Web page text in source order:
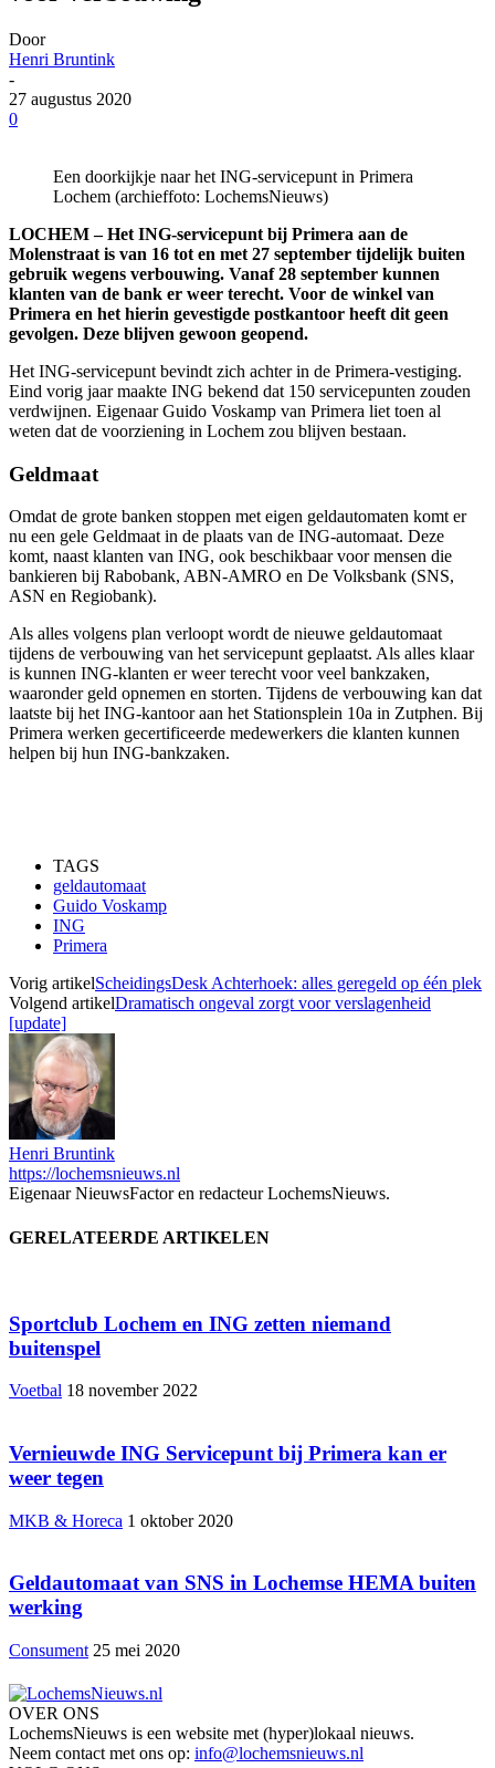
Door
Henri Bruntink
-
27 augustus 2020
0
Een doorkijkje naar het ING-servicepunt in Primera
Lochem (archieffoto: LochemsNieuws)
LOCHEM – Het ING-servicepunt bij Primera aan de
Molenstraat is van 16 tot en met 27 september tijdelijk buiten
gebruik wegens verbouwing. Vanaf 28 september kunnen
klanten van de bank er weer terecht. Voor de winkel van
Primera en het hierin gevestigde postkantoor heeft dit geen
gevolgen. Deze blijven gewoon geopend.
Het ING-servicepunt bevindt zich achter in de Primera-vestiging.
Eind vorig jaar maakte ING bekend dat 150 servicepunten zouden
verdwijnen. Eigenaar Guido Voskamp van Primera liet toen al
weten dat de voorziening in Lochem zou blijven bestaan.
Geldmaat
Omdat de grote banken stoppen met eigen geldautomaten komt er
nu een gele Geldmaat in de plaats van de ING-automaat. Deze
komt, naast klanten van ING, ook beschikbaar voor mensen die
bankieren bij Rabobank, ABN-AMRO en De Volksbank (SNS,
ASN en Regiobank).
Als alles volgens plan verloopt wordt de nieuwe geldautomaat
tijdens de verbouwing van het servicepunt geplaatst. Als alles klaar
is kunnen ING-klanten er weer terecht voor veel bankzaken,
waaronder geld opnemen en storten. Tijdens de verbouwing kan dat
laatste bij het ING-kantoor aan het Stationsplein 10a in Zutphen. Bij
Primera werken gecertificeerde medewerkers die klanten kunnen
helpen bij hun ING-bankzaken.
TAGS
geldautomaat
Guido Voskamp
ING
Primera
Vorig artikelScheidingsDesk Achterhoek: alles geregeld op één plek
Volgend artikelDramatisch ongeval zorgt voor verslagenheid
[update]
Henri Bruntink
https://lochemsnieuws.nl
Eigenaar NieuwsFactor en redacteur LochemsNieuws.
GERELATEERDE ARTIKELEN
Sportclub Lochem en ING zetten niemand
buitenspel
Voetbal 18 november 2022
Vernieuwde ING Servicepunt bij Primera kan er
weer tegen
MKB & Horeca 1 oktober 2020
Geldautomaat van SNS in Lochemse HEMA buiten
werking
Consument 25 mei 2020
OVER ONS
LochemsNieuws is een website met (hyper)lokaal nieuws.
Neem contact met ons op: info@lochemsnieuws.nl